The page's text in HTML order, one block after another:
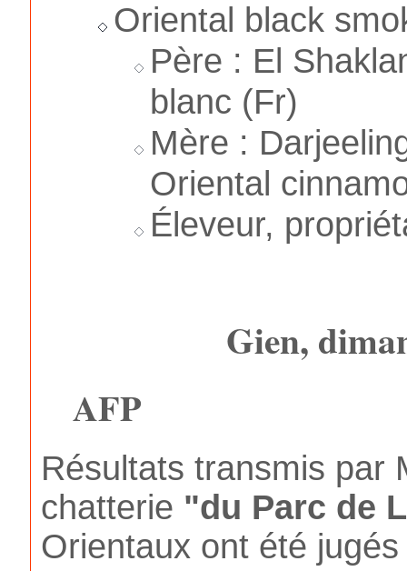
Oriental black
Père : El
blanc (Fr)
Mère :
Oriental
Éleveur,
Gien,
AFP
Résultats transmis par
chatterie "du Parc de
Orientaux ont été